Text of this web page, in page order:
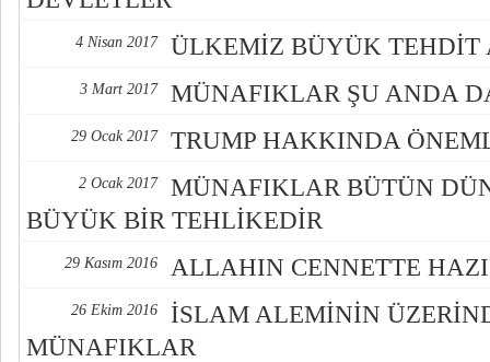
4 Nisan 2017 ÜLKEMİZ BÜYÜK
3 Mart 2017 MÜNAFIKLAR ŞU ANDA
29 Ocak 2017 TRUMP HAKKINDA
2 Ocak 2017
MÜNAFIKLAR BÜTÜN
BÜYÜK BİR TEHLİKEDİR
29 Kasım 2016 ALLAHIN CENNETTE
26 Ekim 2016
İSLAM ALEMİNİN
MÜNAFIKLAR